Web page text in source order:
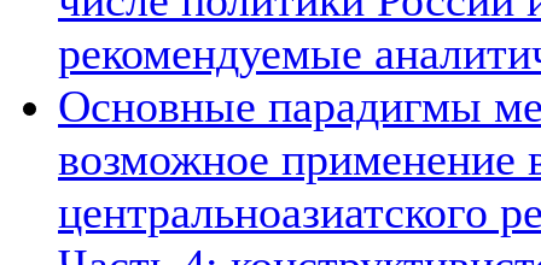
рекомендуемые
Основные парадигмы
возможное применение
центральноазиатского